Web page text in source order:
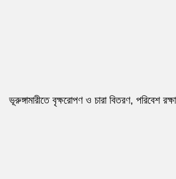
ভূরুঙ্গামারীতে বৃক্ষরোপণ ও চারা বিতরণ, পরিবেশ